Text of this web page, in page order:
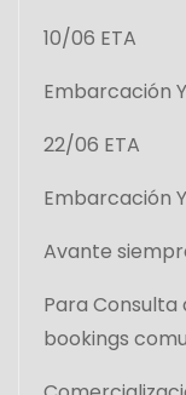
10/06 ETA
Embarcación
22/06 ETA
Embarcación
Avante
Para
bookings